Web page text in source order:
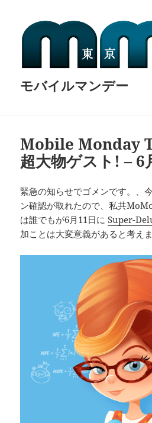
モバイルマンデー
Mobile Monday
超大物ゲスト! – 6
緊急の知らせでゴメンです。、
ン確認が取れたので、私共
は誰でもが6月11日にSuper-
加ことは大変意義があると考え